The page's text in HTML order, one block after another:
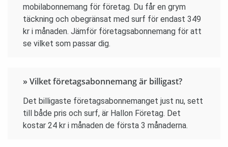
mobilabonnemang för företag. Du får en grym
täckning och obegränsat med surf för endast 349
kr i månaden. Jämför företagsabonnemang för att
se vilket som passar dig.
» Vilket företagsabonnemang är billigast?
Det billigaste företagsabonnemanget just nu, sett
till både pris och surf, är Hallon Företag. Det
kostar 24 kr i månaden de första 3 månaderna.